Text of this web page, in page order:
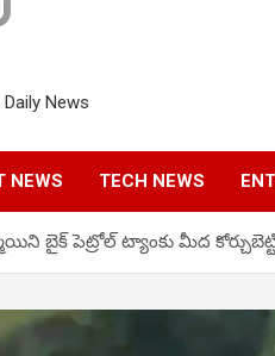
News
NEWS TECH NEWS
బైక్ పెట్రోల్ ట్యాంకు మీద